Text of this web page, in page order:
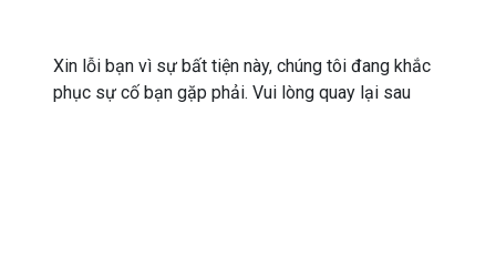
Xin lỗi bạn vì sự bất tiện này, chúng tôi đang khắc
phục sự cố bạn gặp phải. Vui lòng quay lại sau